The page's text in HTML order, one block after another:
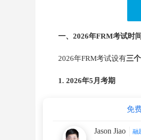
一、2026年FRM考试时
2026年FRM考试设有三
1. 2026年5月考期
免
Jason Jiao
融